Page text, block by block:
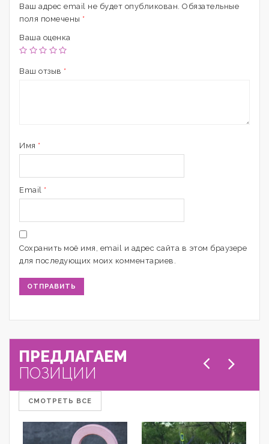
Ваш адрес email не будет опубликован. Обязательные
поля помечены *
Ваша оценка
Ваш отзыв *
Имя *
Email *
Сохранить моё имя, email и адрес сайта в этом браузере
для последующих моих комментариев.
ПРЕДЛАГАЕМ
ПОЗИЦИИ
СМОТРЕТЬ ВСЕ